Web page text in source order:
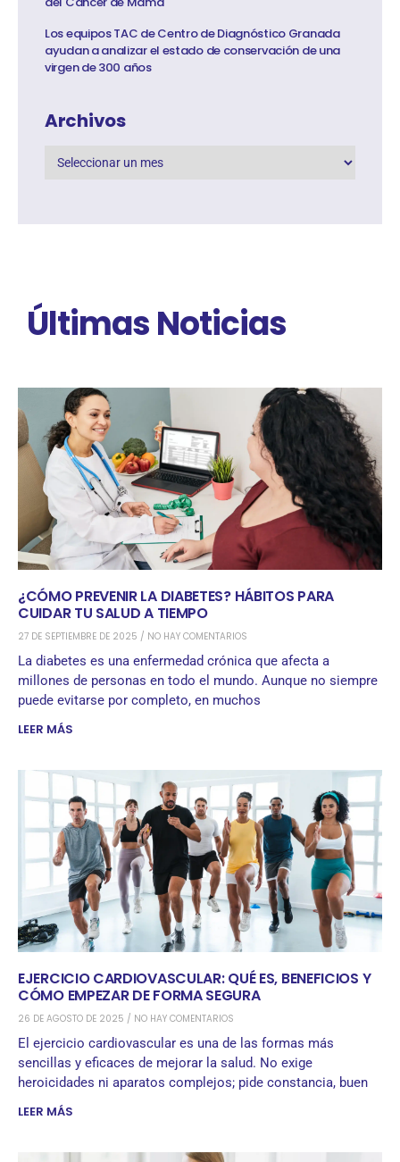
Los equipos TAC de Centro de Diagnóstico Granada
ayudan a analizar el estado de conservación de una
virgen de 300 años
Archivos
Últimas Noticias
¿CÓMO PREVENIR LA DIABETES? HÁBITOS PARA
CUIDAR TU SALUD A TIEMPO
27 DE SEPTIEMBRE DE 2025 NO HAY COMENTARIOS
La diabetes es una enfermedad crónica que afecta a
millones de personas en todo el mundo. Aunque no siempre
puede evitarse por completo, en muchos
LEER MÁS
EJERCICIO CARDIOVASCULAR: QUÉ ES, BENEFICIOS Y
CÓMO EMPEZAR DE FORMA SEGURA
26 DE AGOSTO DE 2025 NO HAY COMENTARIOS
El ejercicio cardiovascular es una de las formas más
sencillas y eficaces de mejorar la salud. No exige
heroicidades ni aparatos complejos; pide constancia, buen
LEER MÁS